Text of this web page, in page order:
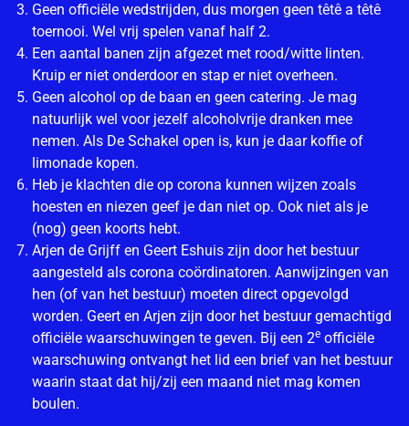
Geen officiële wedstrijden, dus morgen geen têtê a têtê
toernooi. Wel vrij spelen vanaf half 2.
Een aantal banen zijn afgezet met rood/witte linten.
Kruip er niet onderdoor en stap er niet overheen.
Geen alcohol op de baan en geen catering. Je mag
natuurlijk wel voor jezelf alcoholvrije dranken mee
nemen. Als De Schakel open is, kun je daar koffie of
limonade kopen.
Heb je klachten die op corona kunnen wijzen zoals
hoesten en niezen geef je dan niet op. Ook niet als je
(nog) geen koorts hebt.
Arjen de Grijff en Geert Eshuis zijn door het bestuur
aangesteld als corona coördinatoren. Aanwijzingen van
hen (of van het bestuur) moeten direct opgevolgd
worden. Geert en Arjen zijn door het bestuur gemachtigd
officiële waarschuwingen te geven. Bij een 2eofficiële
waarschuwing ontvangt het lid een brief van het bestuur
waarin staat dat hij/zij een maand niet mag komen
boulen.